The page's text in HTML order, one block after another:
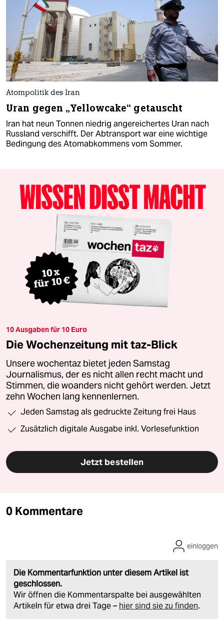
Atompolitik des Iran
Uran gegen „Yellowcake“ getauscht
Iran hat neun Tonnen niedrig angereichertes Uran nach
Russland verschifft. Der Abtransport war eine wichtige
Bedingung des Atomabkommens vom Sommer.
10 Ausgaben für 10 Euro
Die Wochenzeitung mit taz-Blick
Unsere wochentaz bietet jeden Samstag
Journalismus, der es nicht allen recht macht und
Stimmen, die woanders nicht gehört werden. Jetzt
zehn Wochen lang kennenlernen.
Jeden Samstag als gedruckte Zeitung frei Haus
Zusätzlich digitale Ausgabe inkl. Vorlesefunktion
Jetzt bestellen
0 Kommentare
Die Kommentarfunktion unter diesem Artikel ist
geschlossen.
Wir öffnen die Kommentarspalte bei ausgewählten
Artikeln für etwa drei Tage – hier sind sie zu finden.
einloggen